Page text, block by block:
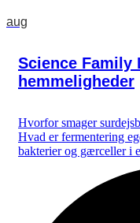
aug
Science Family
hemmeligheder
Hvorfor smager
Hvad er fermentering
bakterier og gærceller i